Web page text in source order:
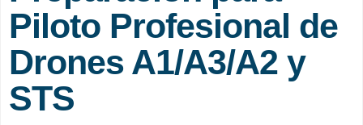
Piloto Profesional de
Drones A1/A3/A2 y
STS